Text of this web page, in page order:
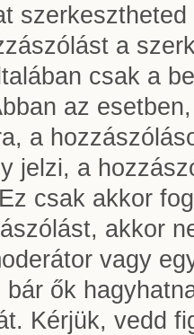
a
csak a
az
a
jelzi, a
csak akkor
akkor
vagy
ők
Kérjük, vedd